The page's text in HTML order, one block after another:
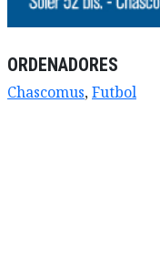
ORDENADORES
Chascomus,Futbol